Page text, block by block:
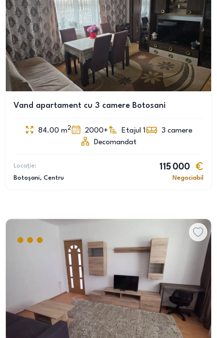
Vand apartament cu 3 camere Botosani
84.00 m2 2000+ Etajul 1 3 camere
Decomandat
Locație:
Botoșani, Centru
115 000
Negociabil